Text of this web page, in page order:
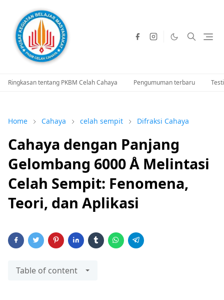
Ringkasan tentang PKBM Celah Cahaya Pengumuman terbaru
Home Cahaya celah sempit Difraksi Cahaya
Cahaya dengan Panjang
Gelombang 6000 Å Melintasi
Celah Sempit: Fenomena,
Teori, dan Aplikasi
Table of content